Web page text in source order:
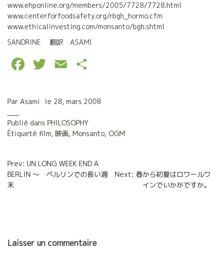
www.ehponline.org/members/2005/7728/7728.html
www.centerforfoodsafety.org/rbgh_hormo.cfm
www.ethicalinvesting.com/monsanto/bgh.shtml
SANDRINE 翻訳 ASAMI
c
b
o
i
t
r
a
l
r
a
e
Par Asami le 28, mars 2008
Publié dans PHILOSOPHY
Étiqueté film, 映画, Monsanto, OGM
Navigation
de
Prev: UN LONG WEEK END A
BERLIN 〜 ベルリンでの長い週
末
Next: 春から初夏はロワールワ
インでいかがですか。
Laisser un commentaire